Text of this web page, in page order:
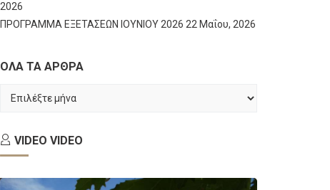
2026
ΠΡΟΓΡΑΜΜΑ ΕΞΕΤΑΣΕΩΝ ΙΟΥΝΙΟΥ 2026 22 Μαΐου, 2026
ΟΛΑ ΤΑ ΑΡΘΡΑ
ΤΑ
VIDEO VIDEO